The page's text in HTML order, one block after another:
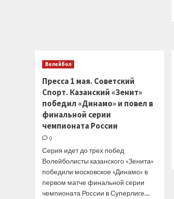
Волейбол
Пресса 1 мая. Советский
Спорт. Казанский «Зенит»
победил «Динамо» и повел в
финальной серии
чемпионата России
0
Серия идет до трех побед
Волейболисты казанского «Зенита»
победили московское «Динамо» в
первом матче финальной серии
чемпионата России в Суперлиге....